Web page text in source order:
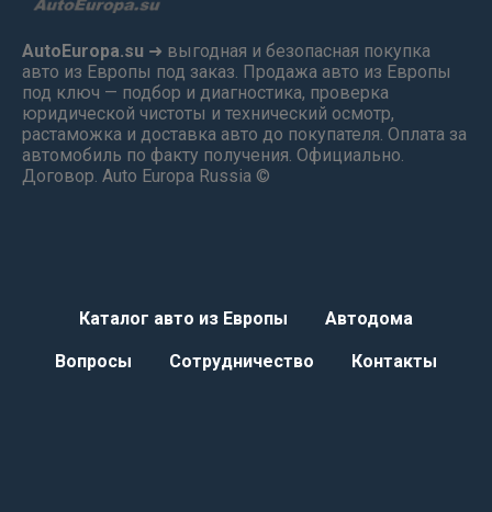
AutoEuropa.su ➜ выгодная и безопасная покупка
авто из Европы под заказ. Продажа авто из Европы
под ключ — подбор и диагностика, проверка
юридической чистоты и технический осмотр,
растаможка и доставка авто до покупателя. Оплата за
автомобиль по факту получения. Официально.
Договор. Auto Europa Russia ©
Каталог авто из Европы Автодома
Вопросы Сотрудничество Контакты